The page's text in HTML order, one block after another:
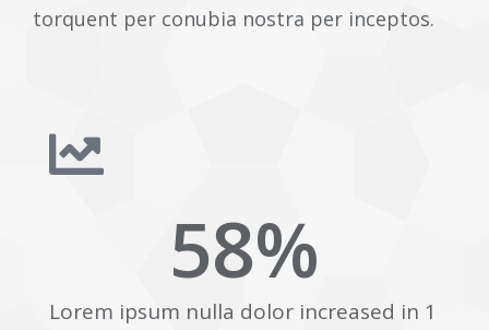
torquent per conubia nostra per inceptos.
Lorem ipsum nulla dolor increased in 1
58%